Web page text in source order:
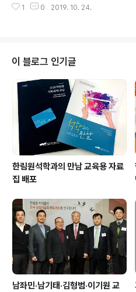
인디지털‧우리기술 등 일명 ‘권욱현 사단’이
연에는 서울과학고등학교 재학생, 교사, 사
큰 꿈을 키워서 열정을 갖고 도전하여 우리
크게 기여해 주기를 바란다”고 당부했다. 윤
4G D램, CDMA 개발로 한국을 반도체·통
인했으며, 최대의 기술개발 투자로 기술 강
제표준과 특허로 국가경쟁력을 높이는 데
지난 2017년 초대 과학기술유공자로 지정..
1 0 2019. 10. 24.
이 블로그 인기글
한림원석학과의 만남 교육용 자료
집 배포
남좌민·남기태·김형범·이기원 교